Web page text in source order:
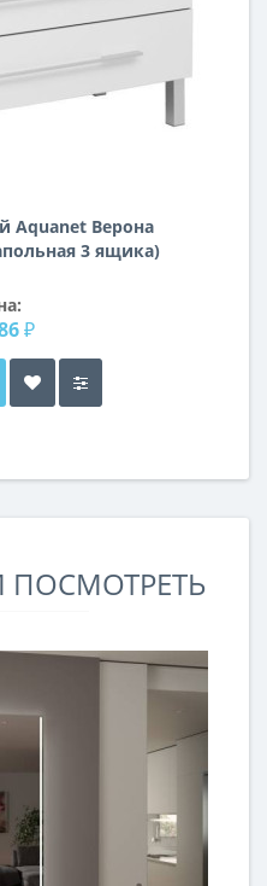
Aquanet Верона
3 ящика)
₽
ПОСМОТРЕТЬ